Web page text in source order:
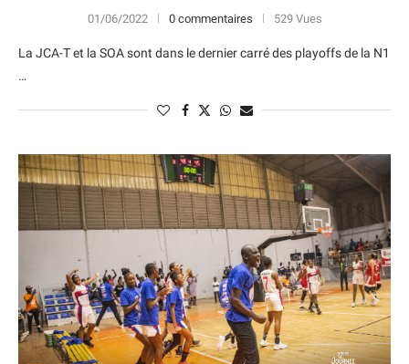
01/06/2022 0 commentaires 529 Vues
La JCA-T et la SOA sont dans le dernier carré des playoffs de la N1
…